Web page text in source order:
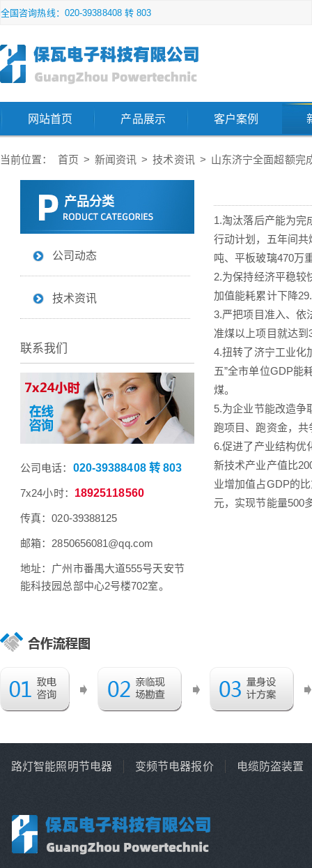
全国咨询热线：020-39388408 转 803
网站首页 产品展示 客户案例
当前位置： 首页 > 新闻资讯 > 技术资讯 > 山东济宁全面超额完
1.淘汰落后产能为完
行动计划，五年间共
吨、平板玻璃470万
2.为保持经济平稳较
加值能耗累计下降
3.严把项目准入、依
准煤以上项目就达
4.扭转了济宁工业化
五”全市单位GDP能
煤。
5.为企业节能改造争
跑项目、跑资金，
6.促进了产业结构优
新技术产业产值比
业增加值占GDP的
元，实现节能量500
产品分类
公司动态
技术资讯
联系我们
公司电话： 020-39388408 转 803
7x24小时： 18925118560
传真：020-39388125
邮箱：2850656081@qq.com
地址：广州市番禺大道555号天安节
能科技园总部中心2号楼702室。
路灯智能照明节电器 变频节电器报价 电缆防盗装置